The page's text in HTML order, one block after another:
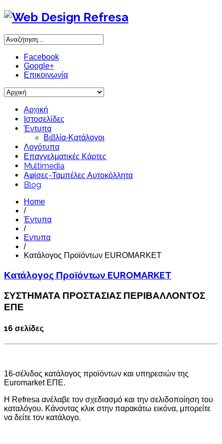
Facebook
Google+
Επικοινωνία
Αρχική
Ιστοσελίδες
Έντυπα
Βιβλία-Κατάλογοι
Λογότυπα
Επαγγελματικές Κάρτες
Multimedia
Αφίσες-Ταμπέλες Αυτοκόλλητα
Blog
Home
/
Έντυπα
/
Εντυπα
/
Κατάλογος Προϊόντων EUROMARKET
Κατάλογος Προϊόντων EUROMARKET
ΣΥΣΤΗΜΑΤΑ ΠΡΟΣΤΑΣΙΑΣ ΠΕΡΙΒΑΛΛΟΝΤΟΣ
ΕΠΕ
16 σελίδες
16-σέλιδος κατάλογος προϊόντων και υπηρεσιών της
Euromarket ΕΠΕ.
Η Refresa ανέλαβε τον σχεδιασμό και την σελιδοποίηση του
καταλόγου. Κάνοντας κλικ στην παρακάτω εικόνα, μπορείτε
να δείτε τον κατάλογο.